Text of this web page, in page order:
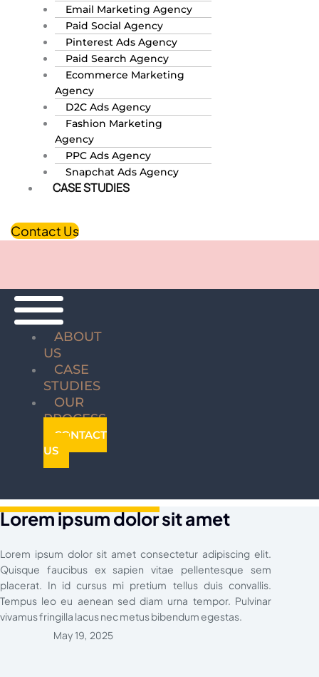
Email Marketing Agency
Paid Social Agency
Pinterest Ads Agency
Paid Search Agency
Ecommerce Marketing
Agency
D2C Ads Agency
Fashion Marketing
Agency
PPC Ads Agency
Snapchat Ads Agency
CASE STUDIES
Contact Us
ABOUT
US
CASE
STUDIES
OUR
PROCESS
CONTACT
US
Lorem ipsum dolor sit amet
Lorem ipsum dolor sit amet consectetur adipiscing elit.
Quisque faucibus ex sapien vitae pellentesque sem
placerat. In id cursus mi pretium tellus duis convallis.
Tempus leo eu aenean sed diam urna tempor. Pulvinar
vivamus fringilla lacus nec metus bibendum egestas.
May 19, 2025